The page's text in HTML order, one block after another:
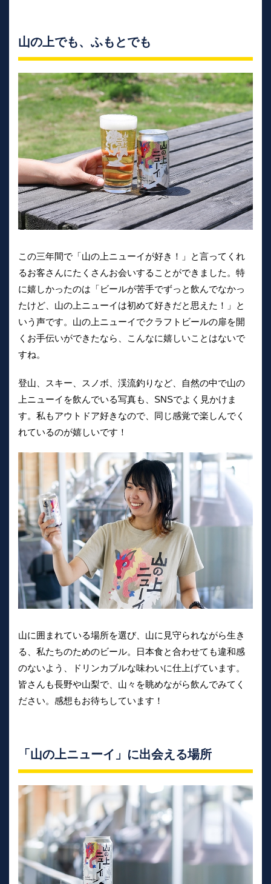
山の上でも、ふもとでも
この三年間で「山の上ニューイが好き！」と言ってくれ
るお客さんにたくさんお会いすることができました。特
に嬉しかったのは「ビールが苦手でずっと飲んでなかっ
たけど、山の上ニューイは初めて好きだと思えた！」と
いう声です。山の上ニューイでクラフトビールの扉を開
くお手伝いができたなら、こんなに嬉しいことはないで
すね。
登山、スキー、スノボ、渓流釣りなど、自然の中で山の
上ニューイを飲んでいる写真も、SNSでよく見かけま
す。私もアウトドア好きなので、同じ感覚で楽しんでく
れているのが嬉しいです！
山に囲まれている場所を選び、山に見守られながら生き
る、私たちのためのビール。日本食と合わせても違和感
のないよう、ドリンカブルな味わいに仕上げています。
皆さんも長野や山梨で、山々を眺めながら飲んでみてく
ださい。感想もお待ちしています！
「山の上ニューイ」に出会える場所